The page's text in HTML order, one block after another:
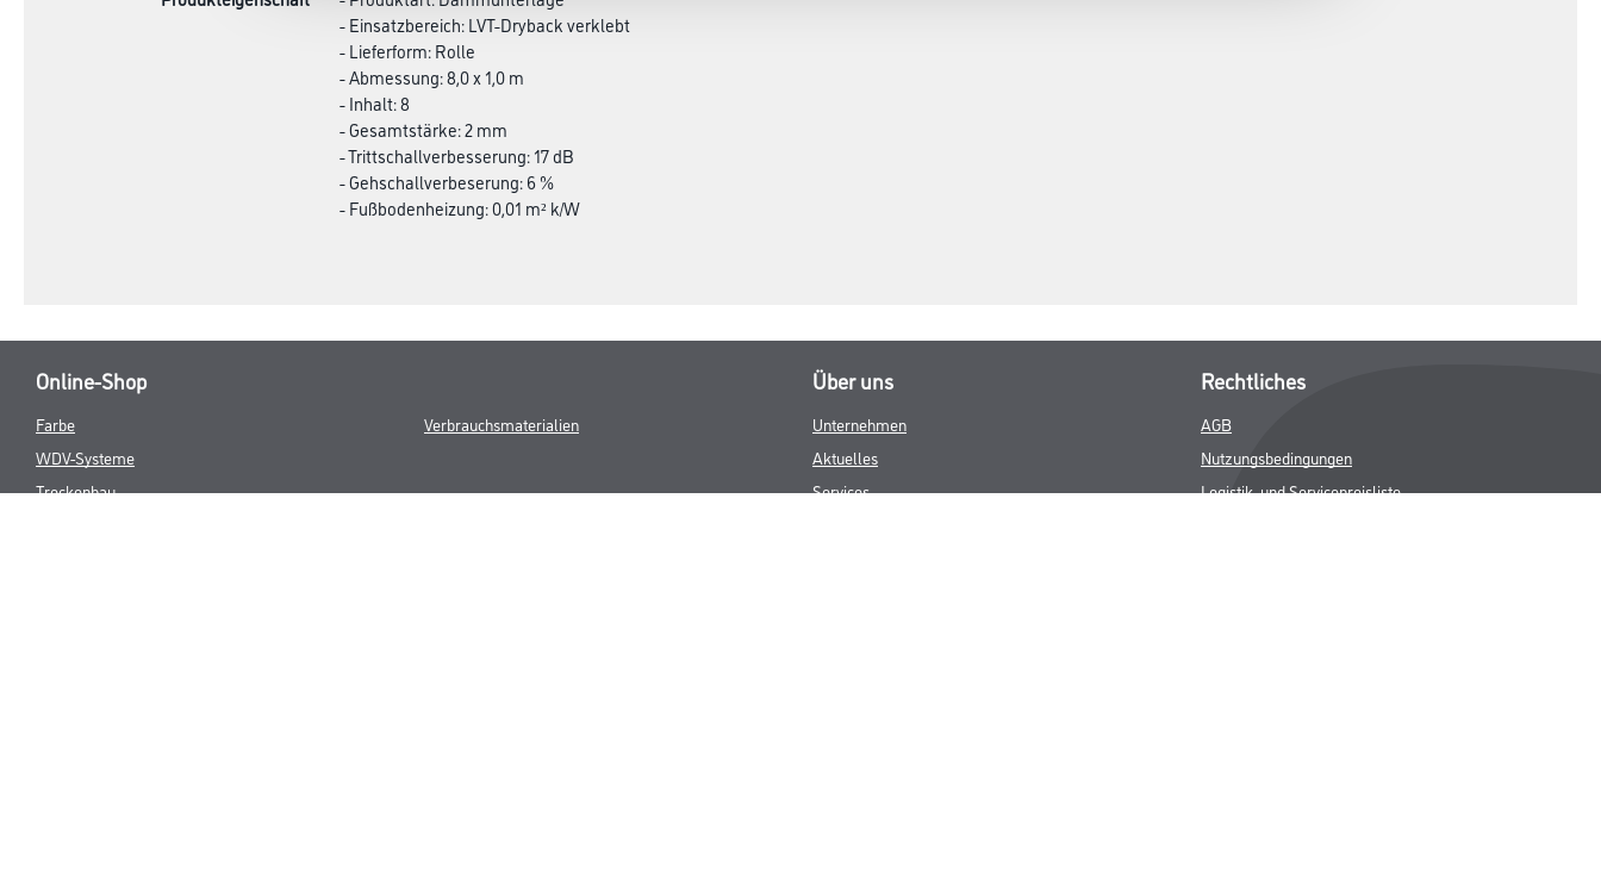
- Einsatzbereich: LVT-Dryback verklebt
- Lieferform: Rolle
- Abmessung: 8,0 x 1,0 m
- Inhalt: 8
- Gesamtstärke: 2 mm
- Trittschallverbesserung: 17 dB
- Gehschallverbeserung: 6 %
- Fußbodenheizung: 0,01 m² k/W
Online-Shop
Farbe
WDV-Systeme
Trockenbau
Verbrauchsmaterialien
Über uns
Unternehmen
Aktuelles
Services
Rechtliches
AGB
Nutzungsbedingungen
Logistik- und Servicepreisliste